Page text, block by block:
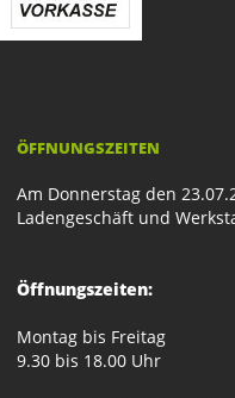
ÖFFNUNGSZEITEN
Am Donnerstag den
Ladengeschäft und
Öffnungszeiten:
Montag bis Freitag
9.30 bis 18.00 Uhr